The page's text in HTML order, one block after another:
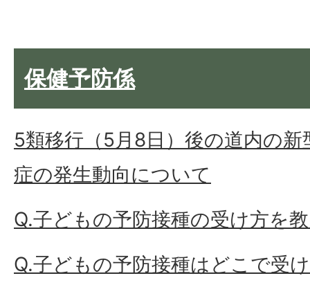
保健予防係
5類移行（5月8日）後の道内の
症の発生動向について
Q.子どもの予防接種の受け方を
Q.子どもの予防接種はどこで受